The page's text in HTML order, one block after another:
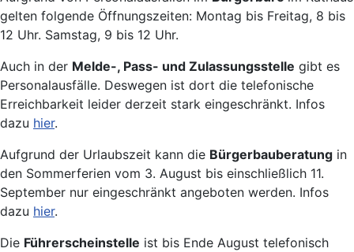
gelten folgende Öffnungszeiten: Montag bis Freitag, 8 bis
12 Uhr. Samstag, 9 bis 12 Uhr.
Auch in der Melde-, Pass- und Zulassungsstelle gibt es
Personalausfälle. Deswegen ist dort die telefonische
Erreichbarkeit leider derzeit stark eingeschränkt. Infos
dazu hier.
Aufgrund der Urlaubszeit kann die Bürgerbauberatung in
den Sommerferien vom 3. August bis einschließlich 11.
September nur eingeschränkt angeboten werden. Infos
dazu hier.
Die Führerscheinstelle ist bis Ende August telefonisch